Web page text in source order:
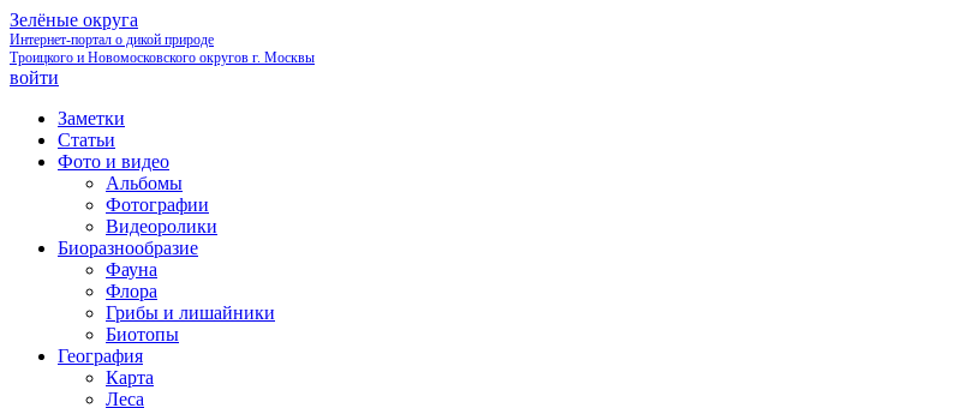
Зелёные округа
Интернет-портал о дикой природе
Троицкого и Новомосковского округов г. Москвы
войти
Заметки
Статьи
Фото и видео
Альбомы
Фотографии
Видеоролики
Биоразнообразие
Фауна
Флора
Грибы и лишайники
Биотопы
География
Карта
Леса